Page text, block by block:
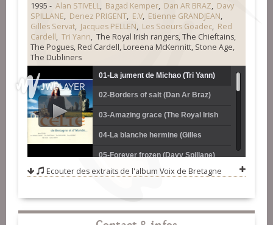
1995 - Alan STIVELL, Bagad Kemper, Dan AR BRAZ, Davy
SPILLANE, Denez PRIGENT, E.V, Etienne GRANDJEAN,
Gilles Servat, Jacques PELLEN, Les Soeurs Goadec, Red
Cardell, Tri Yann, The Royal Irish rangers, The Chieftains,
The Pogues, Red Cardell, Loreena McKennitt, Stone Age,
The Dubliners
01-La jument de Michao (Tri Yann)
02-Borders of salt (Dan Ar Braz)
03-Amazing grace (The Royal Irish
rangers)
04-La blanche hermine (Gilles
Servat)
05-Forever frozen (Davy Spillane)
06-Boil the breakfast (The
the rocky road to dublin-galway
08-We've got to be alone (Red
Ecouter des extraits de l'album Voix de Bretagne